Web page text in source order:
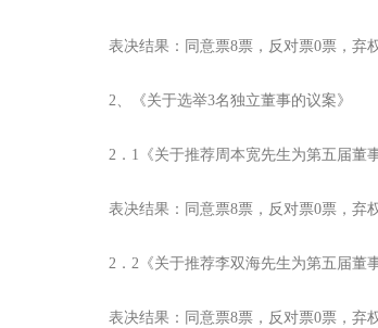
表决结果：同意票8票，反对票0票，弃权
2、《关于选举3名独立董事的议案》
2．1《关于推荐周本宽先生为第五届董事
表决结果：同意票8票，反对票0票，弃权
2．2《关于推荐李双海先生为第五届董事
表决结果：同意票8票，反对票0票，弃权